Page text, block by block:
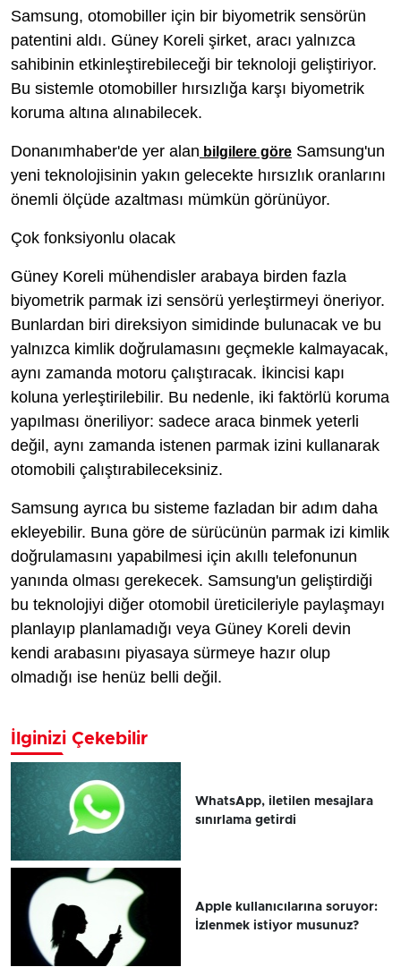
Samsung, otomobiller için bir biyometrik sensörün
patentini aldı. Güney Koreli şirket, aracı yalnızca
sahibinin etkinleştirebileceği bir teknoloji geliştiriyor.
Bu sistemle otomobiller hırsızlığa karşı biyometrik
koruma altına alınabilecek.
Donanımhaber'de yer alan bilgilere göre Samsung'un
yeni teknolojisinin yakın gelecekte hırsızlık oranlarını
önemli ölçüde azaltması mümkün görünüyor.
Çok fonksiyonlu olacak
Güney Koreli mühendisler arabaya birden fazla
biyometrik parmak izi sensörü yerleştirmeyi öneriyor.
Bunlardan biri direksiyon simidinde bulunacak ve bu
yalnızca kimlik doğrulamasını geçmekle kalmayacak,
aynı zamanda motoru çalıştıracak. İkincisi kapı
koluna yerleştirilebilir. Bu nedenle, iki faktörlü koruma
yapılması öneriliyor: sadece araca binmek yeterli
değil, aynı zamanda istenen parmak izini kullanarak
otomobili çalıştırabileceksiniz.
Samsung ayrıca bu sisteme fazladan bir adım daha
ekleyebilir. Buna göre de sürücünün parmak izi kimlik
doğrulamasını yapabilmesi için akıllı telefonunun
yanında olması gerekecek. Samsung'un geliştirdiği
bu teknolojiyi diğer otomobil üreticileriyle paylaşmayı
planlayıp planlamadığı veya Güney Koreli devin
kendi arabasını piyasaya sürmeye hazır olup
olmadığı ise henüz belli değil.
İlginizi Çekebilir
WhatsApp, iletilen mesajlara
sınırlama getirdi
Apple kullanıcılarına soruyor:
İzlenmek istiyor musunuz?